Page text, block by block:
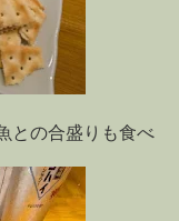
との合盛りも食べ